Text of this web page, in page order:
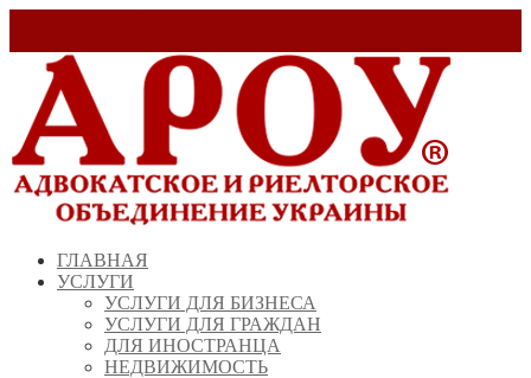
ГЛАВНАЯ
УСЛУГИ
УСЛУГИ ДЛЯ БИЗНЕСА
УСЛУГИ ДЛЯ ГРАЖДАН
ДЛЯ ИНОСТРАНЦА
НЕДВИЖИМОСТЬ